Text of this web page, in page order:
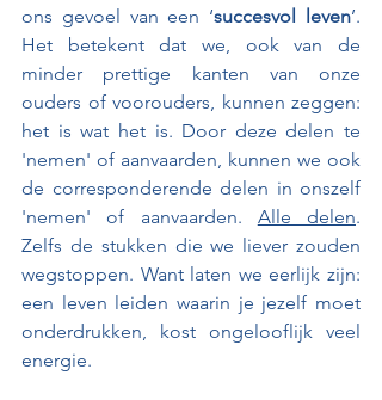
ons gevoel van een ‘succesvol leven’.
Het betekent dat we, ook van de
minder prettige kanten van onze
ouders of voorouders, kunnen zeggen:
het is wat het is. Door deze delen te
'nemen' of aanvaarden, kunnen we ook
de corresponderende delen in onszelf
'nemen' of aanvaarden. Alle delen.
Zelfs de stukken die we liever zouden
wegstoppen. Want laten we eerlijk zijn:
een leven leiden waarin je jezelf moet
onderdrukken, kost ongelooflijk veel
energie.